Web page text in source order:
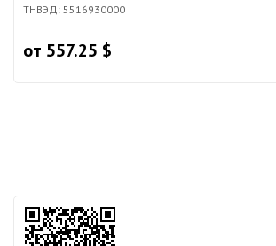
ТНВЭД: 5516930000
от 557.25 $